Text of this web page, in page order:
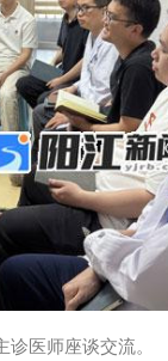
医师座谈交流。